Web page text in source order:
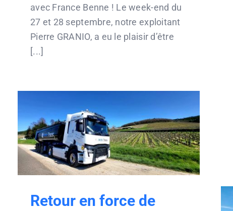
avec France Benne ! Le week-end du
27 et 28 septembre, notre exploitant
Pierre GRANIO, a eu le plaisir d’être
[...]
Retour en force de